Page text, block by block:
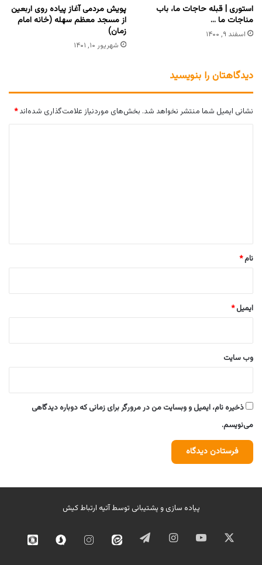
استوری | قبله حاجات ما، باب
مناجات ما …
اسفند ۹, ۱۴۰۰
پویش مردمی آغاز پیاده روی اربعین
از مسجد معظم سهله (خانه امام
زمان)
شهریور ۱۰, ۱۴۰۱
دیدگاهتان را بنویسید
نشانی ایمیل شما منتشر نخواهد شد. بخش‌های موردنیاز علامت‌گذاری شده‌اند*
نام*
ایمیل*
وب‌ سایت
ذخیره نام، ایمیل و وبسایت من در مرورگر برای زمانی که دوباره دیدگاهی
می‌نویسم.
پیاده سازی و پشتیبانی توسطآتیه ارتباط کیش
ایکس یوتیوب اینستاگرامتلگرام ایتا
اینستاگرامسروش